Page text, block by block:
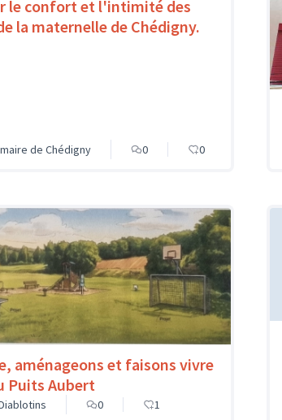
le confort et l'intimité des
la maternelle de Chédigny.
de Chédigny 0 0
aménageons et faisons vivre
Puits Aubert
0 1